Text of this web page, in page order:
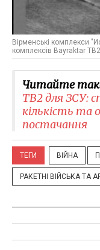
Вірменські комплекси
комплексів Bayraktar TB2
Читайте
TB2 для ЗСУ:
кількість та
постачання
ТЕГИ ВІЙНА
РАКЕТНІ ВІЙСЬКА ТА